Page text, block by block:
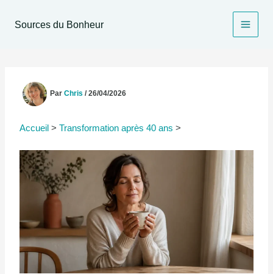
Sources du Bonheur
Par Chris /26/04/2026
Accueil > Transformation après 40 ans >